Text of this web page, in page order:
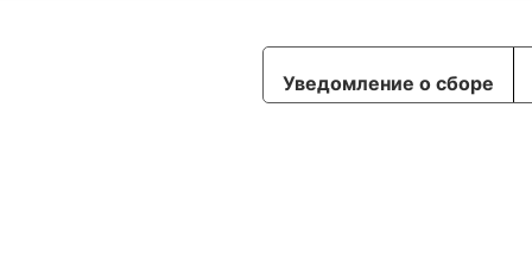
Уведомление о сборе